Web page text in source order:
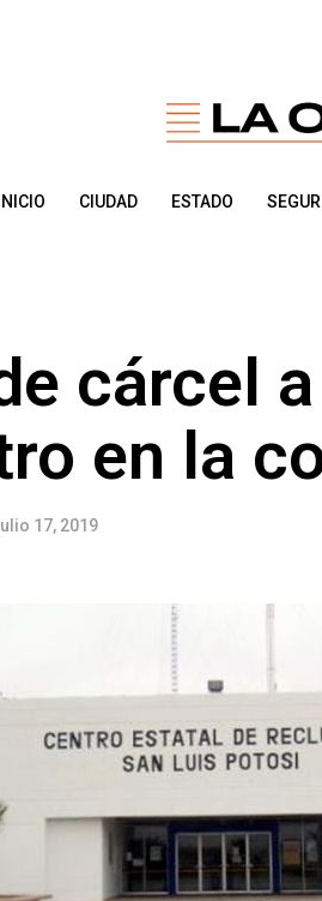
INICIO CIUDAD ESTADO
cárcel
en la
17, 2019